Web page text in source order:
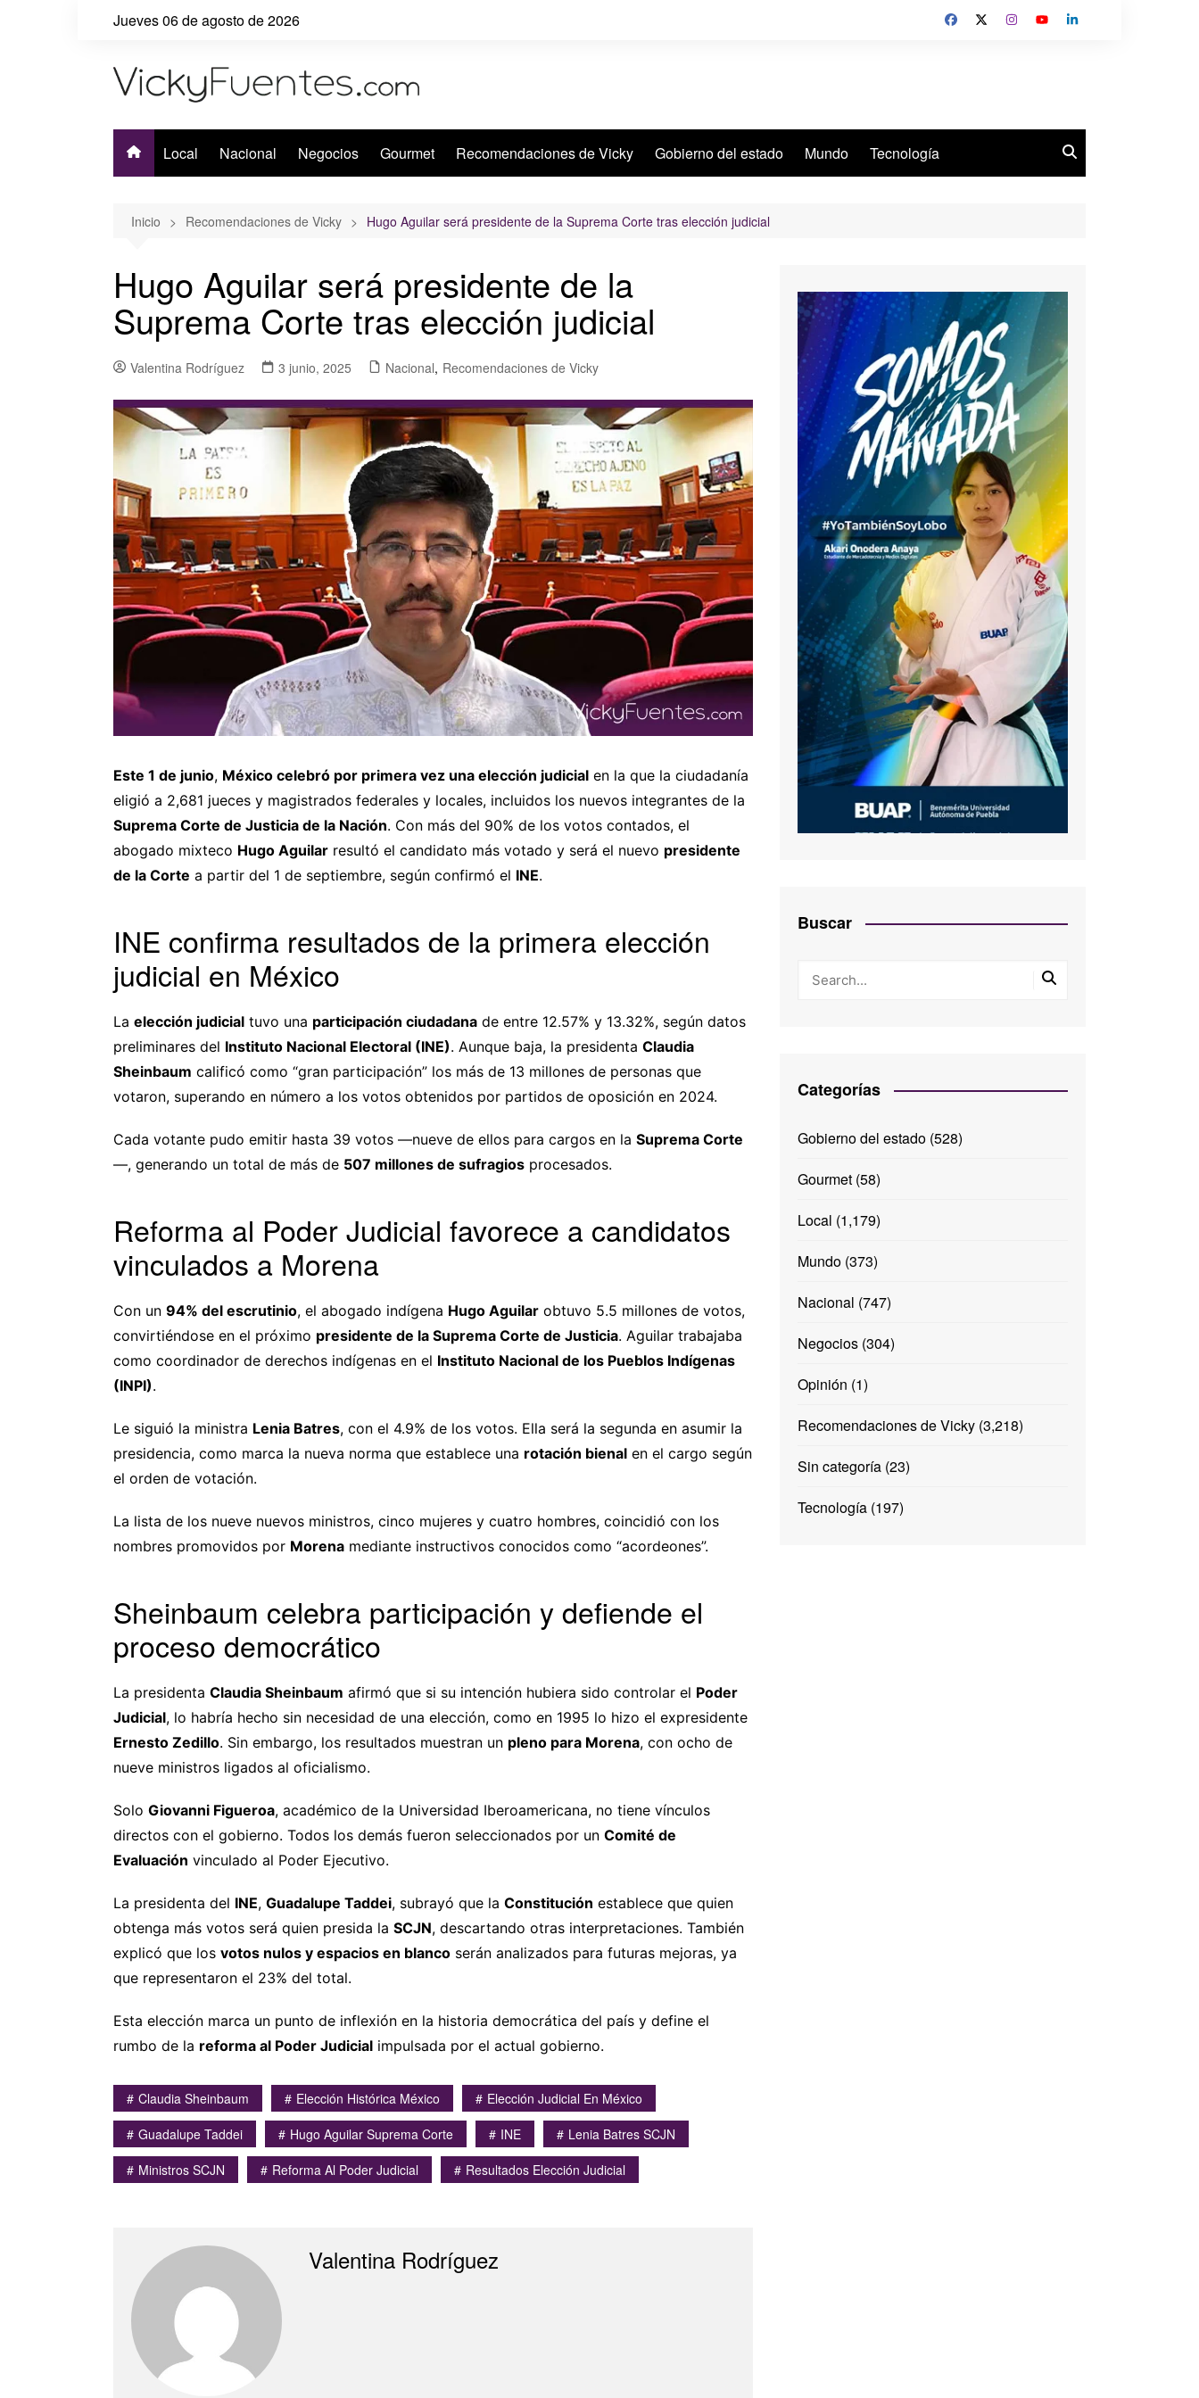
Jueves 06 de agosto de 2026
Local Nacional Negocios Gourmet Recomendaciones de Vicky Gobierno del estado Mundo Tecnología
Inicio Recomendaciones de Vicky Hugo Aguilar será presidente de la Suprema Corte tras elección judicial
Hugo Aguilar será presidente de la
Suprema Corte tras elección judicial
Valentina Rodríguez 3 junio, 2025 Nacional, Recomendaciones de Vicky
Este 1 de junio, México celebró por primera vez una elección judicial en la que la ciudadanía
eligió a 2,681 jueces y magistrados federales y locales, incluidos los nuevos integrantes de la
Suprema Corte de Justicia de la Nación. Con más del 90% de los votos contados, el
abogado mixteco Hugo Aguilar resultó el candidato más votado y será el nuevo presidente
de la Corte a partir del 1 de septiembre, según confirmó el INE.
INE confirma resultados de la primera elección
judicial en México
La elección judicial tuvo una participación ciudadana de entre 12.57% y 13.32%, según datos
preliminares del Instituto Nacional Electoral (INE). Aunque baja, la presidenta Claudia
Sheinbaum calificó como “gran participación” los más de 13 millones de personas que
votaron, superando en número a los votos obtenidos por partidos de oposición en 2024.
Cada votante pudo emitir hasta 39 votos —nueve de ellos para cargos en la Suprema Corte
—, generando un total de más de 507 millones de sufragios procesados.
Reforma al Poder Judicial favorece a candidatos
vinculados a Morena
Con un 94% del escrutinio, el abogado indígena Hugo Aguilar obtuvo 5.5 millones de votos,
convirtiéndose en el próximo presidente de la Suprema Corte de Justicia. Aguilar trabajaba
como coordinador de derechos indígenas en el Instituto Nacional de los Pueblos Indígenas
(INPI).
Le siguió la ministra Lenia Batres, con el 4.9% de los votos. Ella será la segunda en asumir la
presidencia, como marca la nueva norma que establece una rotación bienal en el cargo según
el orden de votación.
La lista de los nueve nuevos ministros, cinco mujeres y cuatro hombres, coincidió con los
nombres promovidos por Morena mediante instructivos conocidos como “acordeones”.
Sheinbaum celebra participación y defiende el
proceso democrático
La presidenta Claudia Sheinbaum afirmó que si su intención hubiera sido controlar el Poder
Judicial, lo habría hecho sin necesidad de una elección, como en 1995 lo hizo el expresidente
Ernesto Zedillo. Sin embargo, los resultados muestran un pleno para Morena, con ocho de
nueve ministros ligados al oficialismo.
Solo Giovanni Figueroa, académico de la Universidad Iberoamericana, no tiene vínculos
directos con el gobierno. Todos los demás fueron seleccionados por un Comité de
Evaluación vinculado al Poder Ejecutivo.
La presidenta del INE, Guadalupe Taddei, subrayó que la Constitución establece que quien
obtenga más votos será quien presida la SCJN, descartando otras interpretaciones. También
explicó que los votos nulos y espacios en blanco serán analizados para futuras mejoras, ya
que representaron el 23% del total.
Esta elección marca un punto de inflexión en la historia democrática del país y define el
rumbo de la reforma al Poder Judicial impulsada por el actual gobierno.
Claudia Sheinbaum Elección Histórica México
Elección Judicial En México
Guadalupe Taddei
Hugo Aguilar Suprema Corte INE
Lenia Batres SCJN
Ministros SCJN
Reforma Al Poder Judicial Resultados Elección Judicial
Valentina Rodríguez
Buscar
Categorías
Gobierno del estado(528)
Gourmet(58)
Local (1,179)
Mundo(373)
Nacional (747)
Negocios(304)
Opinión (1)
Recomendaciones de Vicky(3,218)
Sin categoría(23)
Tecnología(197)